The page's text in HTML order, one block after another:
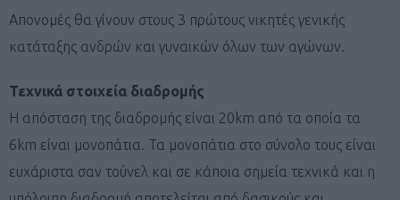
Απονομές θα γίνουν στους 3 πρώτους νικητές γενικής
κατάταξης ανδρών και γυναικών όλων των αγώνων.
Τεχνικά στοιχεία διαδρομής
Η απόσταση της διαδρομής είναι 20km από τα οποία τα
6km είναι μονοπάτια. Τα μονοπάτια στο σύνολο τους είναι
ευχάριστα σαν τούνελ και σε κάποια σημεία τεχνικά και η